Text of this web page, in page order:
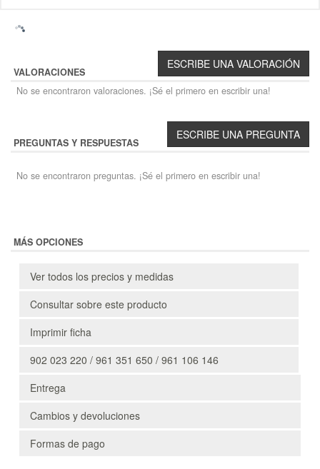
VALORACIONES
No se encontraron valoraciones. ¡Sé el primero en escribir una!
PREGUNTAS Y RESPUESTAS
No se encontraron preguntas. ¡Sé el primero en escribir una!
MÁS OPCIONES
Ver todos los precios y medidas
Consultar sobre este producto
Imprimir ficha
902 023 220 / 961 351 650 / 961 106 146
Entrega
Cambios y devoluciones
Formas de pago